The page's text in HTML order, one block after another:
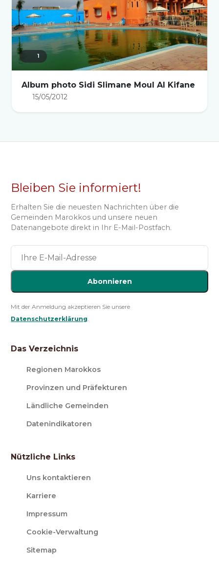
1
Album photo Sidi Slimane Moul Al Kifane
15/05/2012
Bleiben Sie informiert!
Erhalten Sie die neuesten Nachrichten über die
Gemeinden Marokkos und unsere neuen
Datenangebote direkt in Ihr E-Mail-Postfach.
Abonnieren
Mit der Anmeldung akzeptieren Sie unsere
Datenschutzerklärung.
Das Verzeichnis
Regionen Marokkos
Provinzen und Präfekturen
Ländliche Gemeinden
Datenindikatoren
Nützliche Links
Uns kontaktieren
Karriere
Impressum
Cookie-Verwaltung
Sitemap